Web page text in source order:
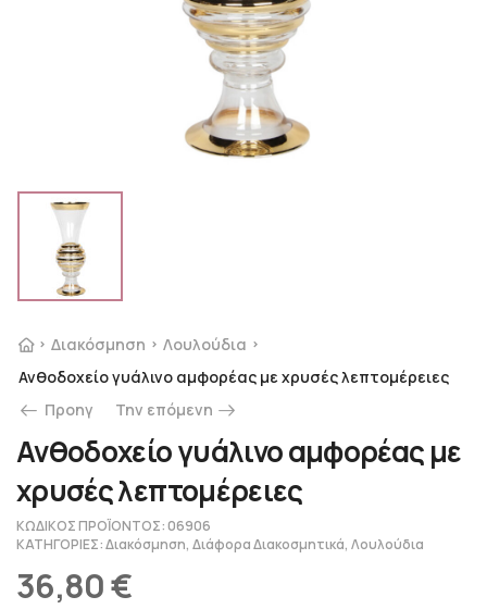
Διακόσμηση
Λουλούδια
Ανθοδοχείο γυάλινο αμφορέας με χρυσές λεπτομέρειες
Προηγ
Την επόμενη
Ανθοδοχείο γυάλινο αμφορέας με
χρυσές λεπτομέρειες
ΚΩΔΙΚΌΣ ΠΡΟΪΌΝΤΟΣ:06906
ΚΑΤΗΓΟΡΊΕΣ:Διακόσμηση, Διάφορα Διακοσμητικά, Λουλούδια
36,80€